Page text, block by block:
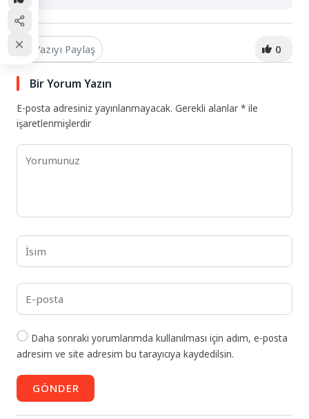
Yazıyı Paylaş 0
Bir Yorum Yazın
E-posta adresiniz yayınlanmayacak. Gerekli alanlar* ile
işaretlenmişlerdir
Daha sonraki yorumlarımda kullanılması için adım, e-posta
adresim ve site adresim bu tarayıcıya kaydedilsin.
GÖNDER